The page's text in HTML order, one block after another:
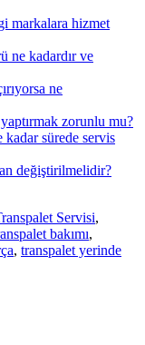
markalara hizmet
ne kadardır ve
ne
zorunlu mu?
sürede servis
değiştirilmelidir?
Servisi,
bakımı,
, transpalet yerinde